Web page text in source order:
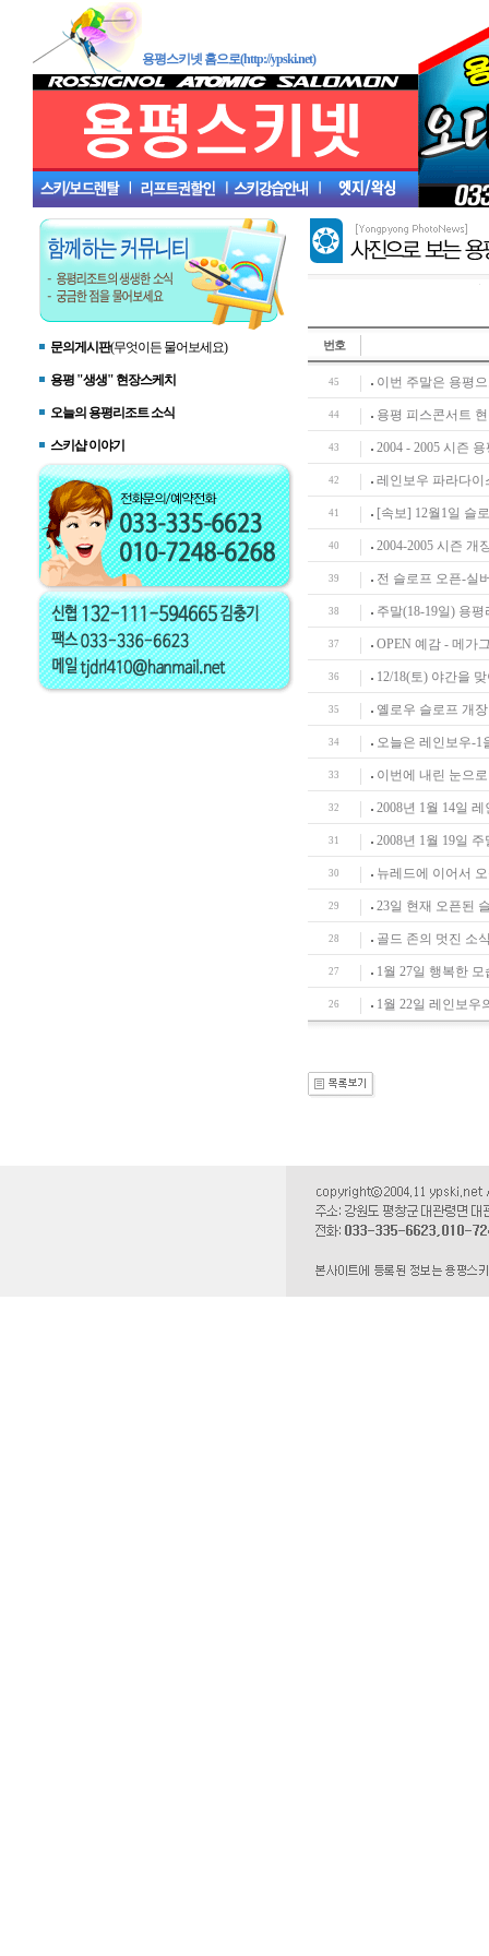
용평스키넷 홈으로(http://ypski.net)
문의게시판(무엇이든 물어보세요)
용평 "생생" 현장스케치
오늘의 용평리조트 소식
스키샵 이야기
번호
45 이번 주말은 용평
44 용평 피스콘서트
43 2004 - 2005 시즌
42 레인보우 파라다이
41 [속보] 12월1일 슬
40 2004-2005 시즌 개
39 전 슬로프 오픈-실
38 주말(18-19일) 용
37 OPEN 예감 - 메가
36 12/18(토) 야간을
35 옐로우 슬로프 개
34 오늘은 레인보우-1
33 이번에 내린 눈으
32 2008년 1월 14일
31 2008년 1월 19일
30 뉴레드에 이어서
29 23일 현재 오픈된
28 골드 존의 멋진 소
27 1월 27일 행복한
26 1월 22일 레인보우